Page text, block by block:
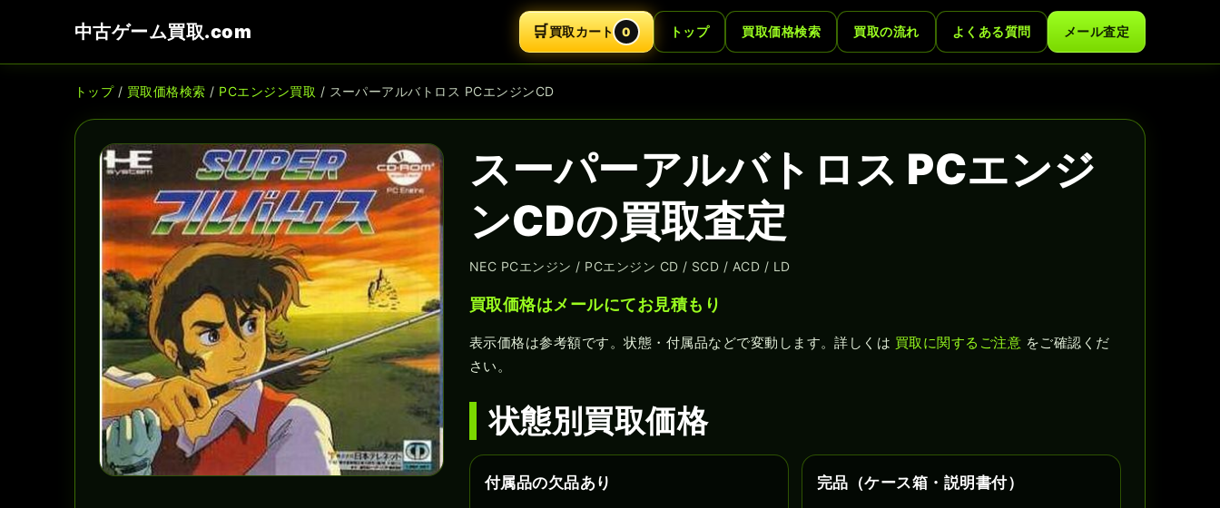
中古ゲーム買取.com 🛒買取カート 0 トップ 買取価格検索 買取の流れ よくある質問 メール査定
トップ/ 買取価格検索 / PCエンジン買取 / スーパーアルバトロス PCエンジンCD
スーパーアルバトロス PCエンジ
ンCDの買取査定
NEC PCエンジン / PCエンジン CD / SCD / ACD / LD
買取価格はメールにてお見積もり
表示価格は参考額です。状態・付属品などで変動します。詳しくは 買取に関するご注意 をご確認くだ
さい。
状態別買取価格
付属品の欠品あり 完品（ケース箱・説明書付）